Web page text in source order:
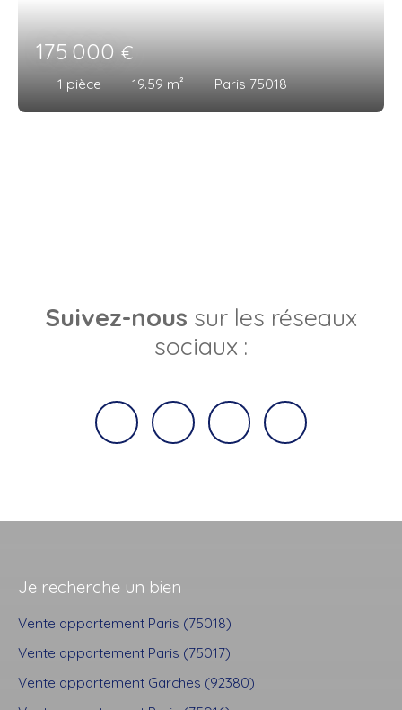
175 000€
1 pièce 19.59 m² Paris 75018
Suivez-nous sur les réseaux
sociaux :
Je recherche un bien
Vente appartement Paris (75018)
Vente appartement Paris (75017)
Vente appartement Garches (92380)